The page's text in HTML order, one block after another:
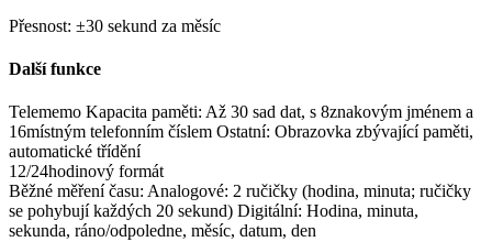
Přesnost: ±30 sekund za měsíc
Další funkce
Telememo Kapacita paměti: Až 30 sad dat, s 8znakovým jménem a
16místným telefonním číslem Ostatní: Obrazovka zbývající paměti,
automatické třídění
12/24hodinový formát
Běžné měření času: Analogové: 2 ručičky (hodina, minuta; ručičky
se pohybují každých 20 sekund) Digitální: Hodina, minuta,
sekunda, ráno/odpoledne, měsíc, datum, den